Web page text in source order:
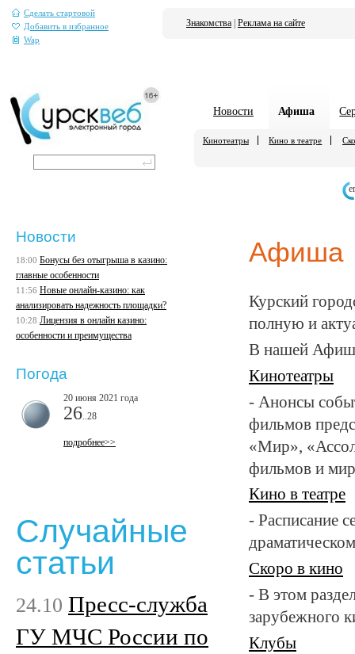
Сделать стартовой
Добавить в избранное
Wap
Знакомства Реклама на сайте
Новости Афиша
Кинотеатры Кино в театре
Афиша
Курский
полную и
В нашей
Кинотеатры
- Анонсы
фильмов
«Мир»,
фильмов и
Кино в театре
- Расписание
Скоро в кино
- В этом
зарубежного
Клубы
Новости
18:00 Бонусы без отыгрыша в казино:
главные особенности
11:56 Новые онлайн-казино: как
анализировать надежность площадки?
10:28 Лицензия в онлайн казино:
особенности и преимущества
Погода
20 июня 2021 года
26 ..28
подробнее>>
Случайные
статьи
24.10 Пресс-служба
ГУ МЧС России по